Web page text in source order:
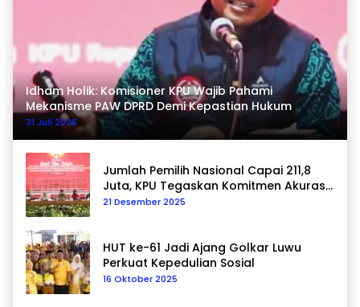
Idham Holik: Komisioner KPU Wajib Pahami
Mekanisme PAW DPRD Demi Kepastian Hukum
31 Juli 2026
Jumlah Pemilih Nasional Capai 211,8
Juta, KPU Tegaskan Komitmen Akurasi
Data Berkelanjutan
21 Desember 2025
HUT ke-61 Jadi Ajang Golkar Luwu
Perkuat Kepedulian Sosial
16 Oktober 2025